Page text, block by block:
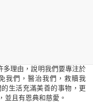
篇103篇所說的。在逆境
工，就不會沉溺於自己的
，並且面臨悲傷所帶來的
多理由，說明我們要專注於
我們，醫治我們，救贖我
生活充滿美善的事物，更
並且有恩典和慈愛。